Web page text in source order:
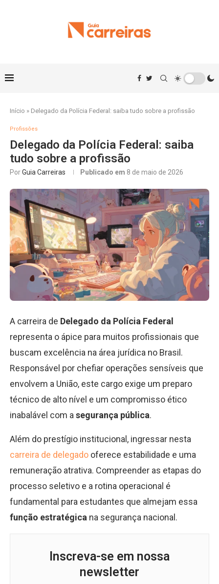
Início » Delegado da Polícia Federal: saiba tudo sobre a profissão
Profissões
Delegado da Polícia Federal: saiba
tudo sobre a profissão
PorGuia Carreiras Publicado em 8 de maio de 2026
A carreira de Delegado da Polícia Federal
representa o ápice para muitos profissionais que
buscam excelência na área jurídica no Brasil.
Responsável por chefiar operações sensíveis que
envolvem a União, este cargo exige um preparo
técnico de alto nível e um compromisso ético
inabalável com a segurança pública.
Além do prestígio institucional, ingressar nesta
carreira de delegado oferece estabilidade e uma
remuneração atrativa. Compreender as etapas do
processo seletivo e a rotina operacional é
fundamental para estudantes que almejam essa
função estratégica na segurança nacional.
Inscreva-se em nossa
newsletter